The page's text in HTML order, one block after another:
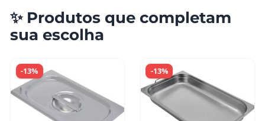
✨ Produtos que completam
sua escolha
-13% -13%